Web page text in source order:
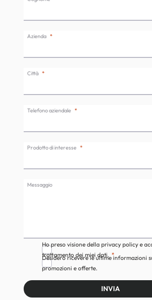
Azienda
Città
Telefono aziendale
Prodotto di interesse
Messaggio
Ho preso visione della privacy policy e
trattamento dei miei dati.
Desidero ricevere le ultime informazioni
promozioni e offerte.
INVIA